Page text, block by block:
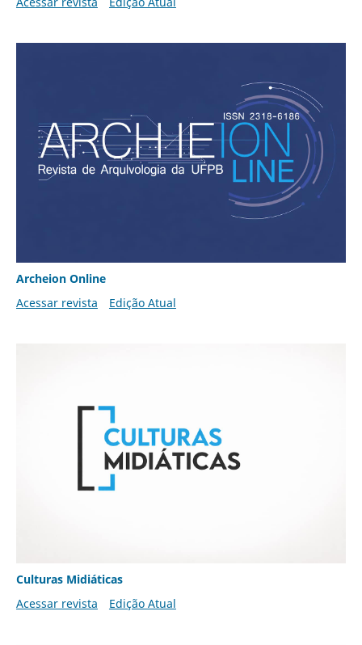
Archeion Online
Acessar revista
Edição Atual
Culturas Midiáticas
Acessar revista
Edição Atual